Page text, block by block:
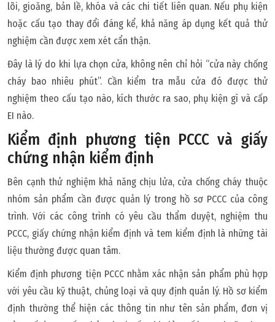
lõi, gioăng, bản lề, khóa và các chi tiết liên quan. Nếu phụ kiện
hoặc cấu tạo thay đổi đáng kể, khả năng áp dụng kết quả thử
nghiệm cần được xem xét cẩn thận.
Đây là lý do khi lựa chọn cửa, không nên chỉ hỏi “cửa này chống
cháy bao nhiêu phút”. Cần kiểm tra mẫu cửa đó được thử
nghiệm theo cấu tạo nào, kích thước ra sao, phụ kiện gì và cấp
EI nào.
Kiểm định phương tiện PCCC và giấy
chứng nhận kiểm định
Bên cạnh thử nghiệm khả năng chịu lửa, cửa chống cháy thuộc
nhóm sản phẩm cần được quản lý trong hồ sơ PCCC của công
trình. Với các công trình có yêu cầu thẩm duyệt, nghiệm thu
PCCC, giấy chứng nhận kiểm định và tem kiểm định là những tài
liệu thường được quan tâm.
Kiểm định phương tiện PCCC nhằm xác nhận sản phẩm phù hợp
với yêu cầu kỹ thuật, chủng loại và quy định quản lý. Hồ sơ kiểm
định thường thể hiện các thông tin như tên sản phẩm, đơn vị